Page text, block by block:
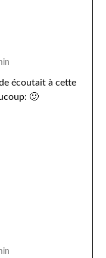
écoutait à cette
🙂